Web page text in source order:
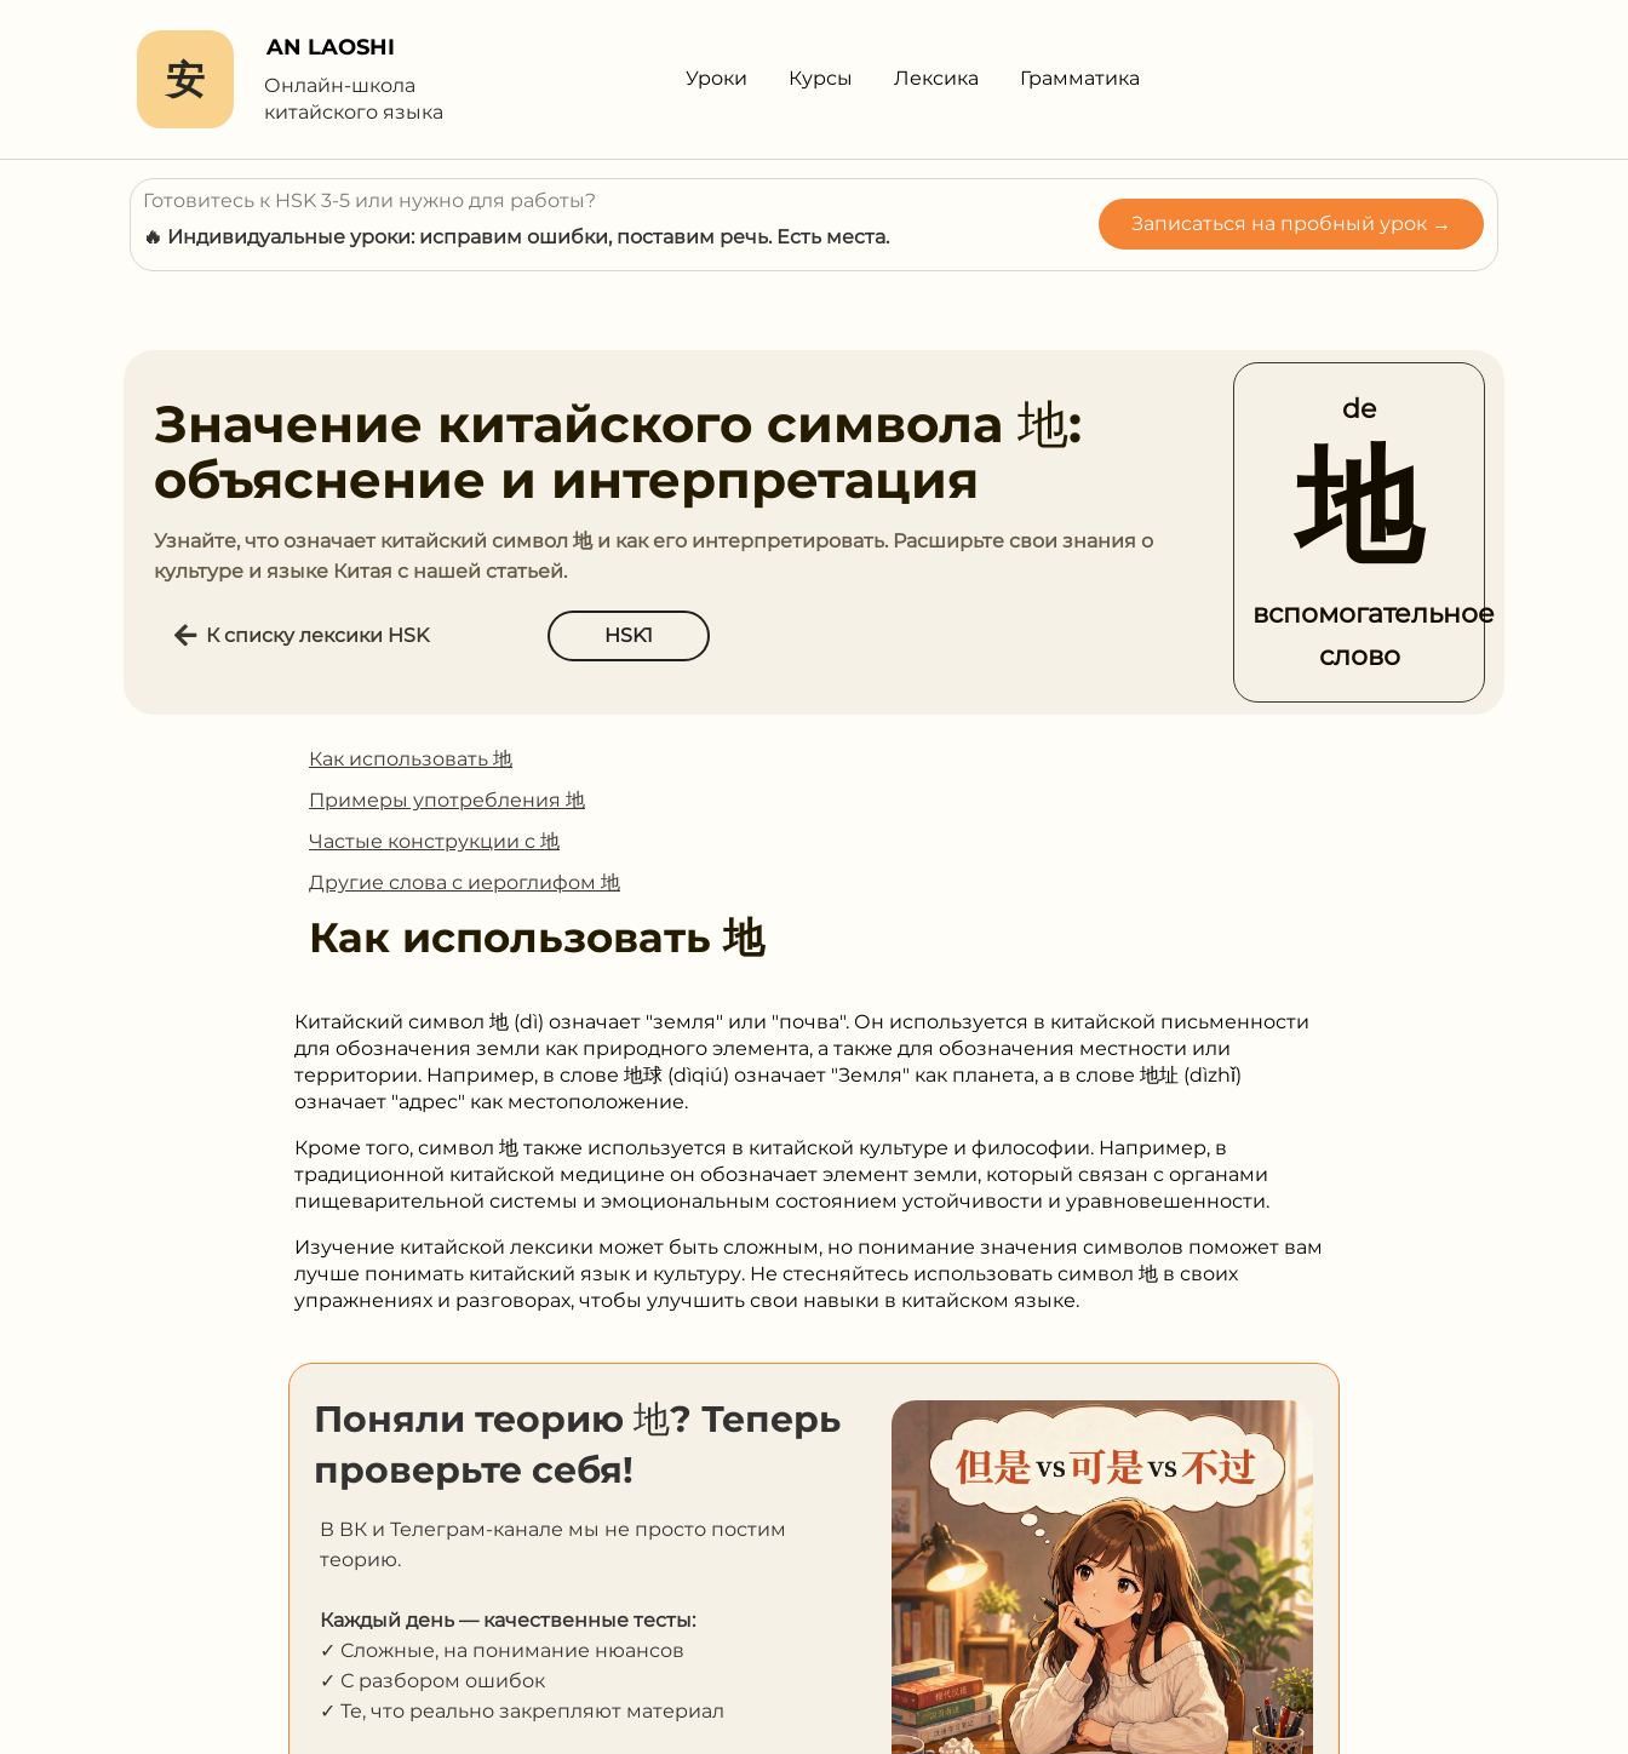
安
AN LAOSHI
Онлайн-школа
китайского языка
Уроки Курсы Лексика Грамматика
Готовитесь к HSK 3-5 или нужно для работы?
🔥 Индивидуальные уроки: исправим ошибки, поставим речь. Есть места.
Записаться на пробный урок →
Значение китайского символа 地:
объяснение и интерпретация
Узнайте, что означает китайский символ 地 и как его интерпретировать. Расширьте свои знания о
культуре и языке Китая с нашей статьей.
К списку лексики HSK HSK1
de
地
вспомогательное
слово
Как использовать 地
Примеры употребления 地
Частые конструкции с 地
Другие слова с иероглифом 地
Как использовать地
Китайский символ 地 (dì) означает "земля" или "почва". Он используется в китайской письменности
для обозначения земли как природного элемента, а также для обозначения местности или
территории. Например, в слове 地球 (dìqiú) означает "Земля" как планета, а в слове 地址 (dìzhǐ)
означает "адрес" как местоположение.
Кроме того, символ 地 также используется в китайской культуре и философии. Например, в
традиционной китайской медицине он обозначает элемент земли, который связан с органами
пищеварительной системы и эмоциональным состоянием устойчивости и уравновешенности.
Изучение китайской лексики может быть сложным, но понимание значения символов поможет вам
лучше понимать китайский язык и культуру. Не стесняйтесь использовать символ 地 в своих
упражнениях и разговорах, чтобы улучшить свои навыки в китайском языке.
Поняли теорию 地? Теперь
проверьте себя!
В ВК и Телеграм-канале мы не просто постим
теорию.
Каждый день — качественные тесты:
✓ Сложные, на понимание нюансов
✓ С разбором ошибок
✓ Те, что реально закрепляют материал